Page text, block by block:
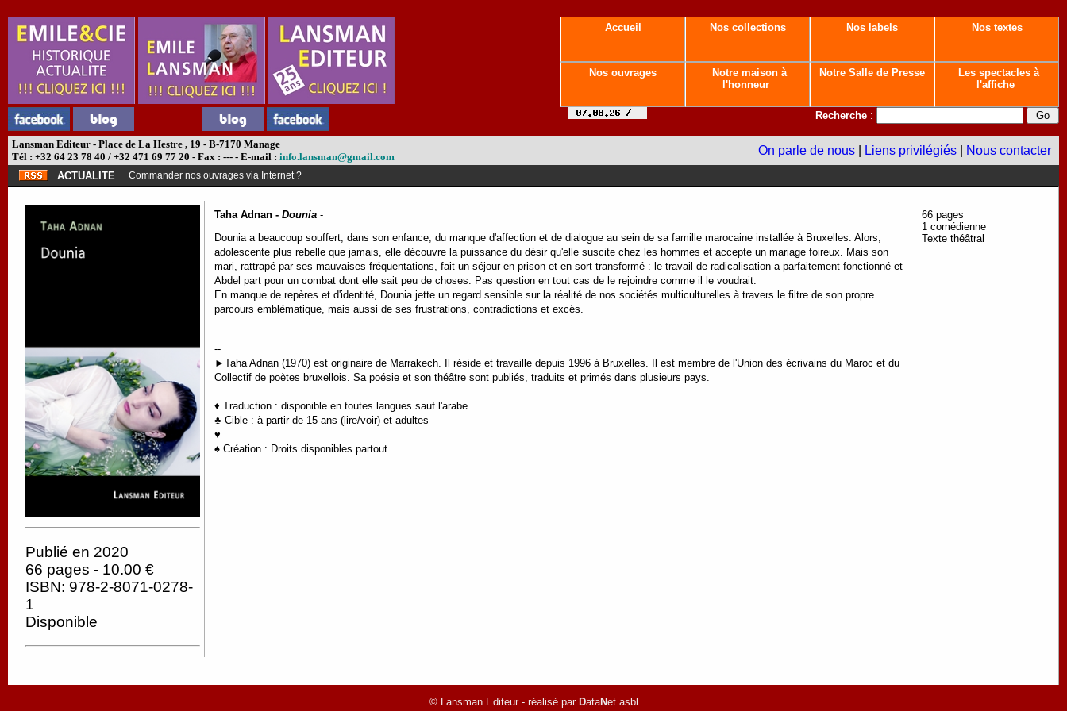
Accueil Nos collections Nos labels Nos textes
Nos ouvrages
Notre maison à
l'honneur
Notre Salle de Presse
Les spectacles à
l'affiche
Recherche :
Lansman Editeur - Place de La Hestre , 19 - B-7170 Manage
Tél : +32 64 23 78 40 / +32 471 69 77 20 - Fax : --- - E-mail : info.lansman@gmail.com On parle de nous Liens privilégiés Nous contacter
ACTUALITE Commander nos ouvrages via Internet ?
Publié en 2020
66 pages - 10.00 €
ISBN: 978-2-8071-0278-
1
Disponible
Taha Adnan - Dounia -
Dounia a beaucoup souffert, dans son enfance, du manque d'affection et de dialogue au sein de sa famille marocaine installée à Bruxelles. Alors,
adolescente plus rebelle que jamais, elle découvre la puissance du désir qu'elle suscite chez les hommes et accepte un mariage foireux. Mais son
mari, rattrapé par ses mauvaises fréquentations, fait un séjour en prison et en sort transformé : le travail de radicalisation a parfaitement fonctionné et
Abdel part pour un combat dont elle sait peu de choses. Pas question en tout cas de le rejoindre comme il le voudrait.
En manque de repères et d'identité, Dounia jette un regard sensible sur la réalité de nos sociétés multiculturelles à travers le filtre de son propre
parcours emblématique, mais aussi de ses frustrations, contradictions et excès.
--
► Taha Adnan (1970) est originaire de Marrakech. Il réside et travaille depuis 1996 à Bruxelles. Il est membre de l'Union des écrivains du Maroc et du
Collectif de poètes bruxellois. Sa poésie et son théâtre sont publiés, traduits et primés dans plusieurs pays.
♦ Traduction : disponible en toutes langues sauf l'arabe
♣ Cible : à partir de 15 ans (lire/voir) et adultes
♥
♠ Création : Droits disponibles partout
66 pages
1 comédienne
Texte théâtral
© Lansman Editeur - réalisé par DataNet asbl